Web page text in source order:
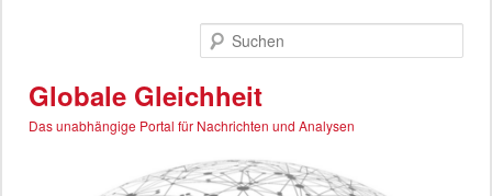
Globale Gleichheit
Das unabhängige Portal für Nachrichten und Analysen